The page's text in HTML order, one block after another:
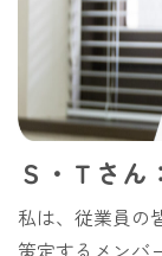
Ｓ・Ｔさん：
私は、従業員の
策定するメンバ